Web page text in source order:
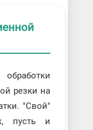
обработки
резки на
"Свой"
пусть и